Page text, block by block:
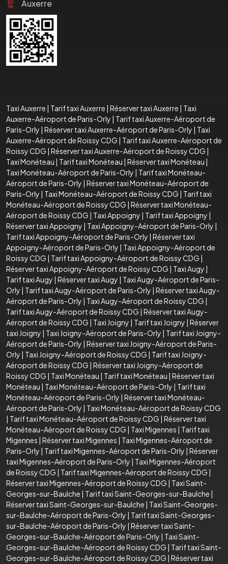
Auxerre
Taxi Auxerre | Tarif taxi Auxerre | Réserver taxi Auxerre | Taxi
Auxerre-Aéroport de Paris-Orly | Tarif taxi Auxerre-Aéroport de
Paris-Orly | Réserver taxi Auxerre-Aéroport de Paris-Orly | Taxi
Auxerre-Aéroport de Roissy CDG | Tarif taxi Auxerre-Aéroport de
Roissy CDG | Réserver taxi Auxerre-Aéroport de Roissy CDG |
Taxi Monéteau | Tarif taxi Monéteau | Réserver taxi Monéteau |
Taxi Monéteau-Aéroport de Paris-Orly | Tarif taxi Monéteau-
Aéroport de Paris-Orly | Réserver taxi Monéteau-Aéroport de
Paris-Orly | Taxi Monéteau-Aéroport de Roissy CDG | Tarif taxi
Monéteau-Aéroport de Roissy CDG | Réserver taxi Monéteau-
Aéroport de Roissy CDG | Taxi Appoigny | Tarif taxi Appoigny |
Réserver taxi Appoigny | Taxi Appoigny-Aéroport de Paris-Orly |
Tarif taxi Appoigny-Aéroport de Paris-Orly | Réserver taxi
Appoigny-Aéroport de Paris-Orly | Taxi Appoigny-Aéroport de
Roissy CDG | Tarif taxi Appoigny-Aéroport de Roissy CDG |
Réserver taxi Appoigny-Aéroport de Roissy CDG | Taxi Augy |
Tarif taxi Augy | Réserver taxi Augy | Taxi Augy-Aéroport de Paris-
Orly | Tarif taxi Augy-Aéroport de Paris-Orly | Réserver taxi Augy-
Aéroport de Paris-Orly | Taxi Augy-Aéroport de Roissy CDG |
Tarif taxi Augy-Aéroport de Roissy CDG | Réserver taxi Augy-
Aéroport de Roissy CDG | Taxi Joigny | Tarif taxi Joigny | Réserver
taxi Joigny | Taxi Joigny-Aéroport de Paris-Orly | Tarif taxi Joigny-
Aéroport de Paris-Orly | Réserver taxi Joigny-Aéroport de Paris-
Orly | Taxi Joigny-Aéroport de Roissy CDG | Tarif taxi Joigny-
Aéroport de Roissy CDG | Réserver taxi Joigny-Aéroport de
Roissy CDG | Taxi Monéteau | Tarif taxi Monéteau | Réserver taxi
Monéteau | Taxi Monéteau-Aéroport de Paris-Orly | Tarif taxi
Monéteau-Aéroport de Paris-Orly | Réserver taxi Monéteau-
Aéroport de Paris-Orly | Taxi Monéteau-Aéroport de Roissy CDG
| Tarif taxi Monéteau-Aéroport de Roissy CDG | Réserver taxi
Monéteau-Aéroport de Roissy CDG | Taxi Migennes | Tarif taxi
Migennes | Réserver taxi Migennes | Taxi Migennes-Aéroport de
Paris-Orly | Tarif taxi Migennes-Aéroport de Paris-Orly | Réserver
taxi Migennes-Aéroport de Paris-Orly | Taxi Migennes-Aéroport
de Roissy CDG | Tarif taxi Migennes-Aéroport de Roissy CDG |
Réserver taxi Migennes-Aéroport de Roissy CDG | Taxi Saint-
Georges-sur-Baulche | Tarif taxi Saint-Georges-sur-Baulche |
Réserver taxi Saint-Georges-sur-Baulche | Taxi Saint-Georges-
sur-Baulche-Aéroport de Paris-Orly | Tarif taxi Saint-Georges-
sur-Baulche-Aéroport de Paris-Orly | Réserver taxi Saint-
Georges-sur-Baulche-Aéroport de Paris-Orly | Taxi Saint-
Georges-sur-Baulche-Aéroport de Roissy CDG | Tarif taxi Saint-
Georges-sur-Baulche-Aéroport de Roissy CDG | Réserver taxi